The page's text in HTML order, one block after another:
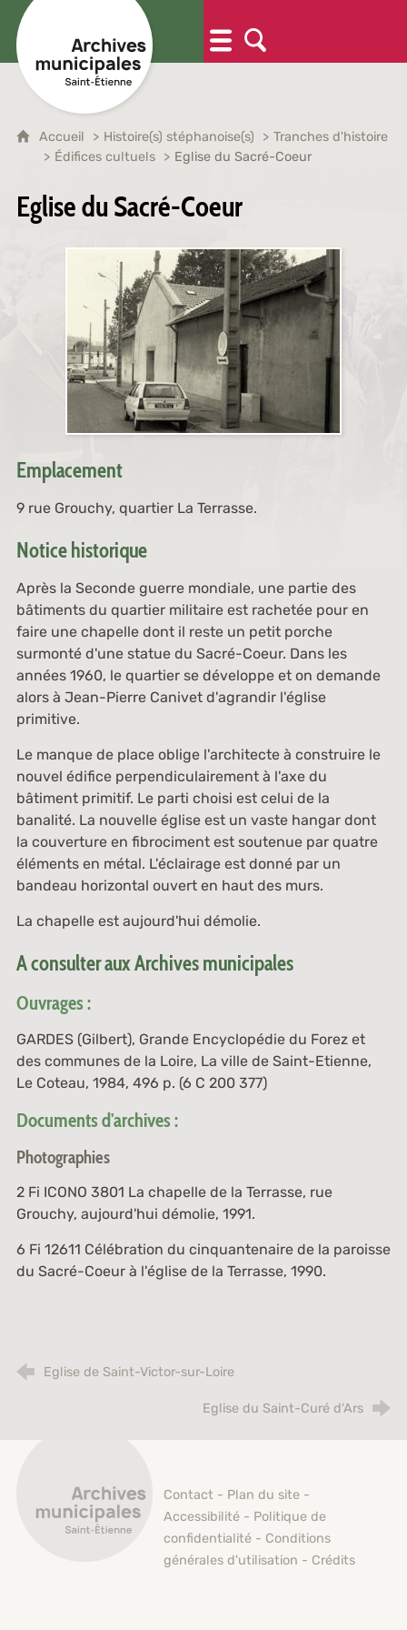
Accueil Histoire(s) stéphanoise(s)
Tranches d'histoire
Édifices cultuels
Eglise du Sacré-Coeur
Eglise du Sacré-Coeur
Emplacement
9 rue Grouchy, quartier La Terrasse.
Notice historique
Après la Seconde guerre mondiale, une partie des
bâtiments du quartier militaire est rachetée pour en
faire une chapelle dont il reste un petit porche
surmonté d'une statue du Sacré-Coeur. Dans les
années 1960, le quartier se développe et on demande
alors à Jean-Pierre Canivet d'agrandir l'église
primitive.
Le manque de place oblige l'architecte à construire le
nouvel édifice perpendiculairement à l'axe du
bâtiment primitif. Le parti choisi est celui de la
banalité. La nouvelle église est un vaste hangar dont
la couverture en fibrociment est soutenue par quatre
éléments en métal. L'éclairage est donné par un
bandeau horizontal ouvert en haut des murs.
La chapelle est aujourd'hui démolie.
A consulter aux Archives municipales
Ouvrages :
GARDES (Gilbert), Grande Encyclopédie du Forez et
des communes de la Loire, La ville de Saint-Etienne,
Le Coteau, 1984, 496 p. (6 C 200 377)
Documents d'archives :
Photographies
2 Fi ICONO 3801 La chapelle de la Terrasse, rue
Grouchy, aujourd'hui démolie, 1991.
6 Fi 12611 Célébration du cinquantenaire de la paroisse
du Sacré-Coeur à l'église de la Terrasse, 1990.
Eglise de Saint-Victor-sur-Loire
Eglise du Saint-Curé d'Ars
Contact - Plan du site -
Accessibilité - Politique de
confidentialité - Conditions
générales d'utilisation - Crédits